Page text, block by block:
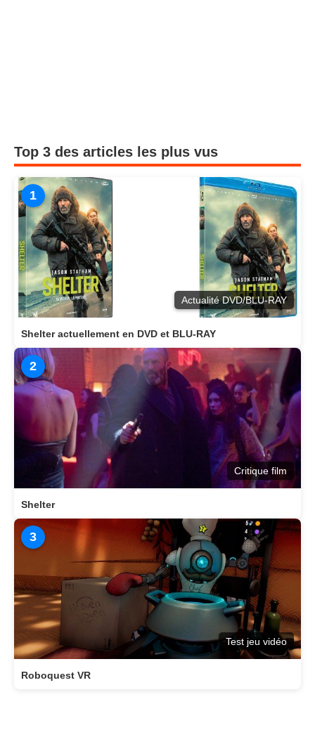
Top 3 des articles les plus vus
1
Actualité DVD/BLU-RAY
Shelter actuellement en DVD et BLU-RAY
2
Critique film
Shelter
3
Test jeu vidéo
Roboquest VR